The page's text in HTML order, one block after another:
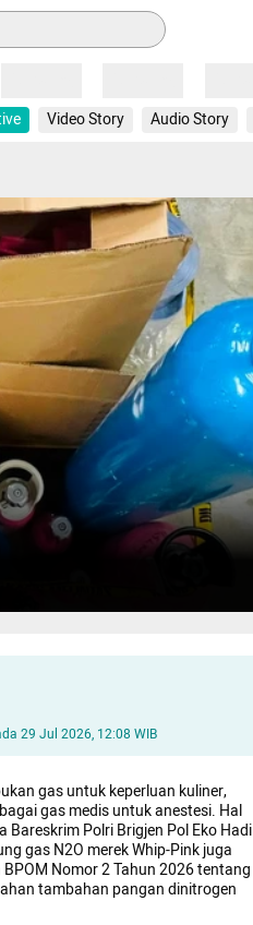
Video Story Audio Story
29 Jul 2026, 12:08 WIB
gas untuk keperluan kuliner,
gas medis untuk anestesi. Hal
Polri Brigjen Pol Eko Hadi
gas N2O merek Whip-Pink juga
Nomor 2 Tahun 2026 tentang
tambahan pangan dinitrogen